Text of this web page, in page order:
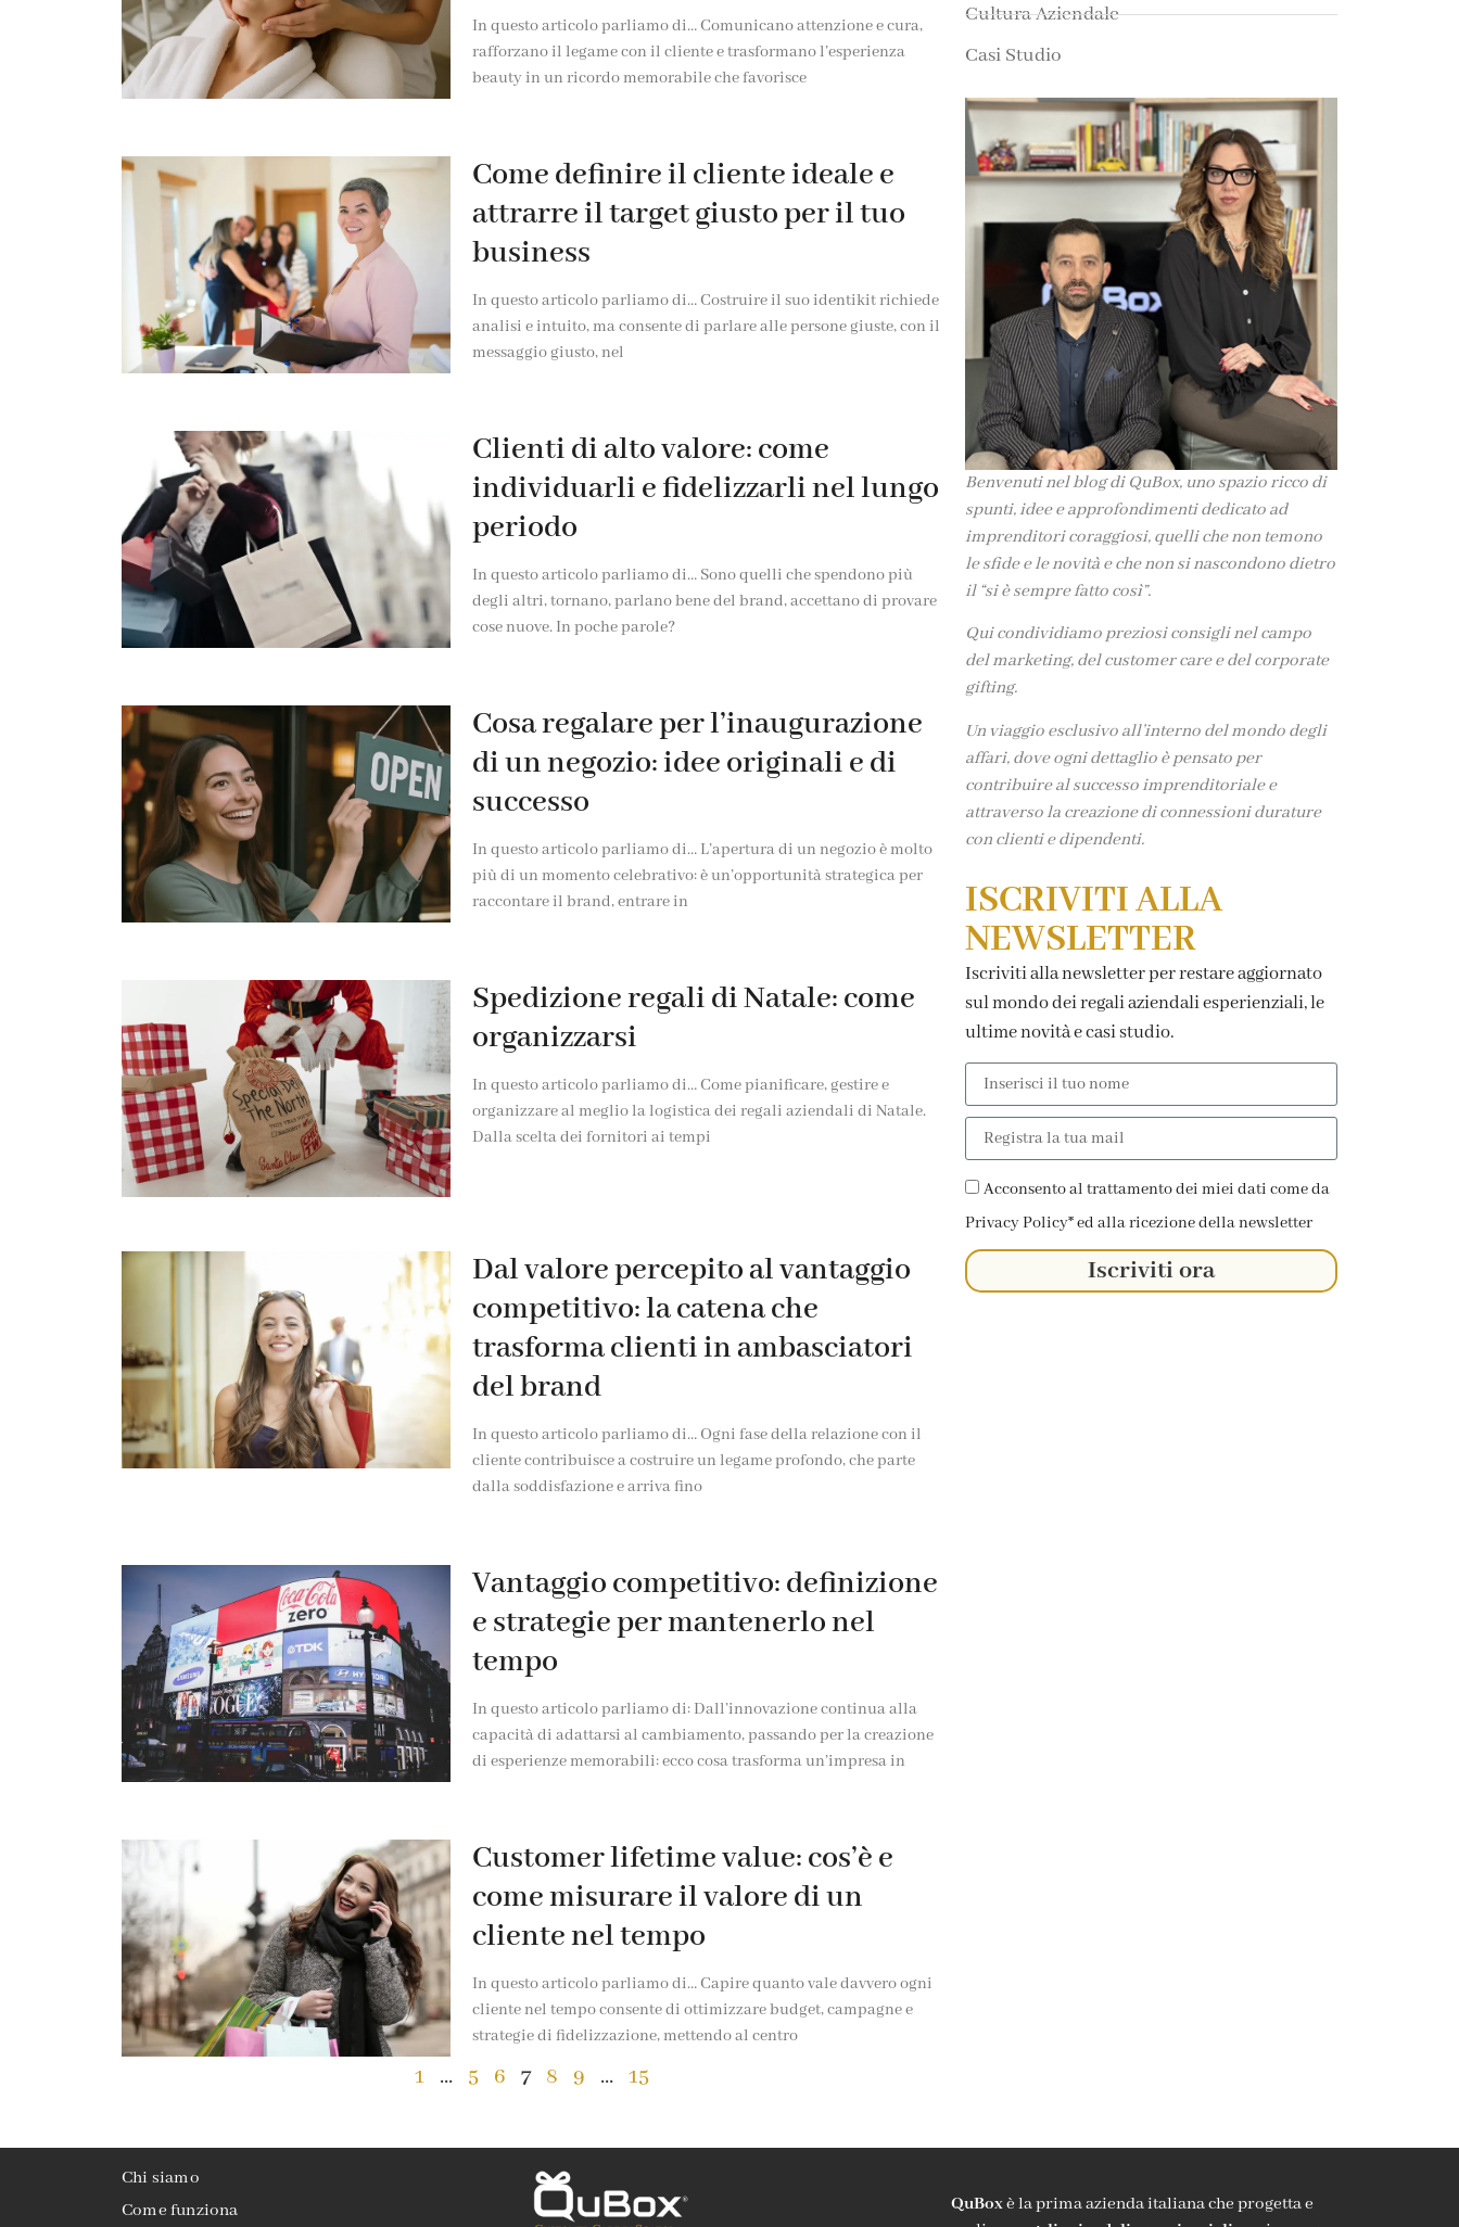
In questo articolo parliamo di… Comunicano attenzione e cura,
rafforzano il legame con il cliente e trasformano l’esperienza
beauty in un ricordo memorabile che favorisce
Come definire il cliente ideale e
attrarre il target giusto per il tuo
business
In questo articolo parliamo di… Costruire il suo identikit richiede
analisi e intuito, ma consente di parlare alle persone giuste, con il
messaggio giusto, nel
Clienti di alto valore: come
individuarli e fidelizzarli nel lungo
periodo
In questo articolo parliamo di… Sono quelli che spendono più
degli altri, tornano, parlano bene del brand, accettano di provare
cose nuove. In poche parole?
Cosa regalare per l’inaugurazione
di un negozio: idee originali e di
successo
In questo articolo parliamo di… L’apertura di un negozio è molto
più di un momento celebrativo: è un’opportunità strategica per
raccontare il brand, entrare in
Spedizione regali di Natale: come
organizzarsi
In questo articolo parliamo di… Come pianificare, gestire e
organizzare al meglio la logistica dei regali aziendali di Natale.
Dalla scelta dei fornitori ai tempi
Dal valore percepito al vantaggio
competitivo: la catena che
trasforma clienti in ambasciatori
del brand
In questo articolo parliamo di… Ogni fase della relazione con il
cliente contribuisce a costruire un legame profondo, che parte
dalla soddisfazione e arriva fino
Vantaggio competitivo: definizione
e strategie per mantenerlo nel
tempo
In questo articolo parliamo di: Dall’innovazione continua alla
capacità di adattarsi al cambiamento, passando per la creazione
di esperienze memorabili: ecco cosa trasforma un’impresa in
Customer lifetime value: cos’è e
come misurare il valore di un
cliente nel tempo
In questo articolo parliamo di… Capire quanto vale davvero ogni
cliente nel tempo consente di ottimizzare budget, campagne e
strategie di fidelizzazione, mettendo al centro
1 … 5 6 7 8 9 … 15
Cultura Aziendale
Casi Studio
Benvenuti nel blog di QuBox, uno spazio ricco di
spunti, idee e approfondimenti dedicato ad
imprenditori coraggiosi, quelli che non temono
le sfide e le novità e che non si nascondono dietro
il “si è sempre fatto così”.
Qui condividiamo preziosi consigli nel campo
del marketing, del customer care e del corporate
gifting.
Un viaggio esclusivo all’interno del mondo degli
affari, dove ogni dettaglio è pensato per
contribuire al successo imprenditoriale e
attraverso la creazione di connessioni durature
con clienti e dipendenti.
ISCRIVITI ALLA
NEWSLETTER
Iscriviti alla newsletter per restare aggiornato
sul mondo dei regali aziendali esperienziali, le
ultime novità e casi studio.
Acconsento al trattamento dei miei dati come da
Privacy Policy* ed alla ricezione della newsletter
Iscriviti ora
Chi siamo
Come funziona
QuBoxè la prima azienda italiana che progetta e